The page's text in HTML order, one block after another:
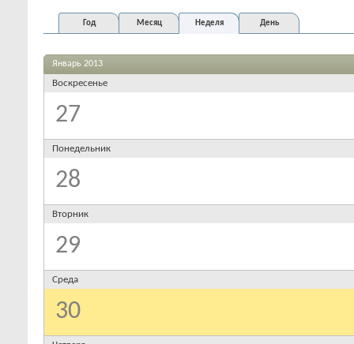
Год Месяц Неделя День
Январь 2013
Воскресенье
27
Понедельник
28
Вторник
29
Среда
30